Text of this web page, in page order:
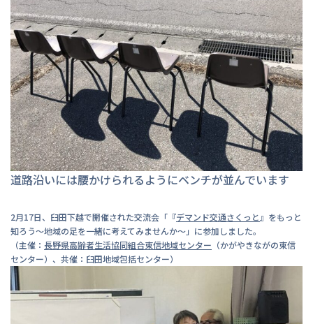
道路沿いには腰かけられるようにベンチが並んでいます
2月17日、臼田下越で開催された交流会「『デマンド交通さくっと 』をもっと
知ろう～地域の足を一緒に考えてみませんか～」に参加しました。
（主催： 長野県高齢者生活協同組合東信地域センター （かがやきながの東信
センター）、共催：臼田地域包括センター）